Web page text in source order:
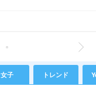
女子 トレンド